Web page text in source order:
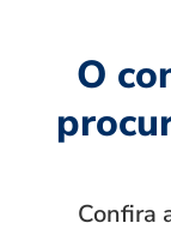
O
Confira